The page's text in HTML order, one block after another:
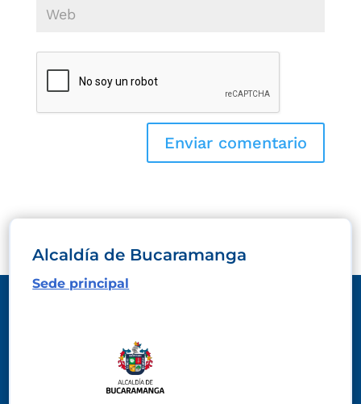
Alcaldía de Bucaramanga
Sede principal